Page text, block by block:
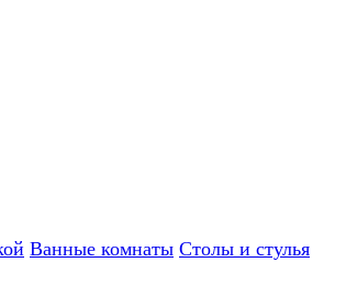
Ванные комнаты Столы и стулья